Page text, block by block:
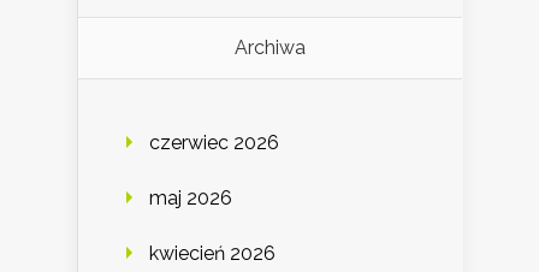
Archiwa
czerwiec 2026
maj 2026
kwiecień 2026